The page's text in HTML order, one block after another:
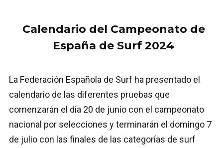
Calendario del Campeonato de
España de Surf 2024
La Federación Española de Surf ha presentado el
calendario de las diferentes pruebas que
comenzarán el día 20 de junio con el campeonato
nacional por selecciones y terminarán el domingo 7
de julio con las finales de las categorías de surf